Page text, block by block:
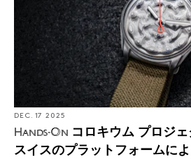
DEC. 17 2025
Hands-On コロキウム プロジ
スイスのプラットフォームに